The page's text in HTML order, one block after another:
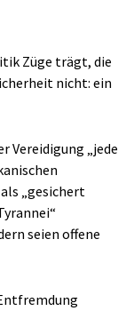
Züge trägt, die
nicht: ein
Vereidigung „jede
„gesichert
seien offene